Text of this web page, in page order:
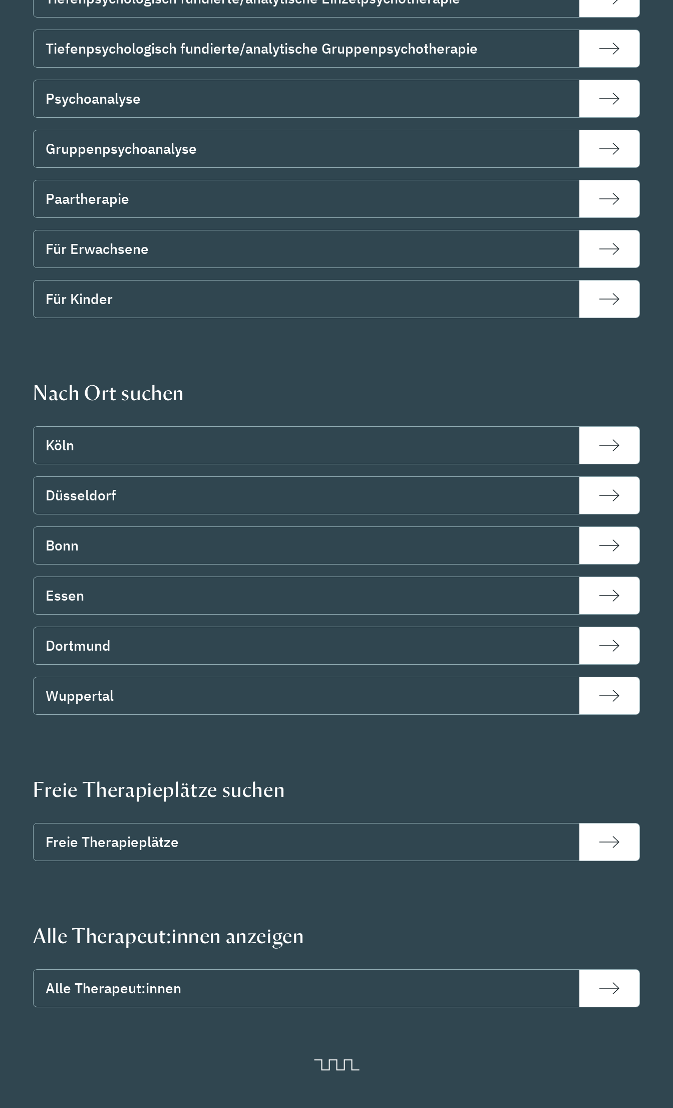
Tiefenpsychologisch fundierte/analytische Gruppenpsychotherapie
Psychoanalyse
Gruppenpsychoanalyse
Paartherapie
Für Erwachsene
Für Kinder
Nach Ort suchen
Köln
Düsseldorf
Bonn
Essen
Dortmund
Wuppertal
Freie Therapieplätze suchen
Freie Therapieplätze
Alle Therapeut:innen anzeigen
Alle Therapeut:innen